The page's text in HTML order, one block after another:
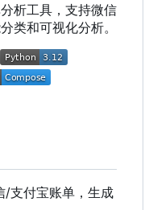
析工具，支持微信
类和可视化分析。
支付宝账单，生成